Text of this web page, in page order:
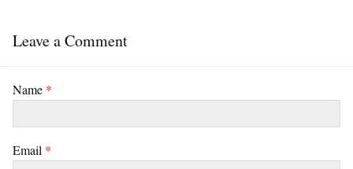
Leave a Comment
Name *
Email *